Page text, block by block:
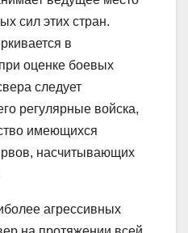
сил этих стран.
в
оценке боевых
следует
регулярные войска,
имеющихся
насчитывающих
агрессивных